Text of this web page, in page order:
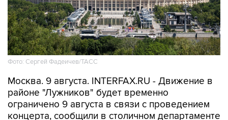
Фото: Сергей Фадеичев/ТАСС
Москва. 9 августа. INTERFAX.RU - Движение в
районе "Лужников" будет временно
ограничено 9 августа в связи с проведением
концерта, сообщили в столичном департаменте